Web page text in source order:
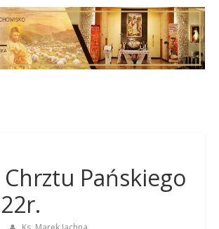
Pańskiego